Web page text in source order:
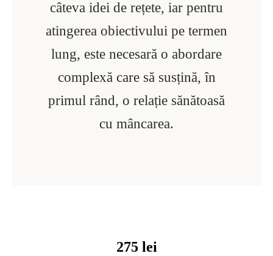
câteva idei de rețete, iar pentru
atingerea obiectivului pe termen
lung, este necesară o abordare
complexă care să susțină, în
primul rând, o relație sănătoasă
cu mâncarea.
275 lei